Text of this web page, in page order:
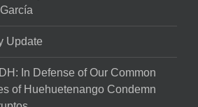
Update
In Defense of Our Common
of Huehuetenango Condemn